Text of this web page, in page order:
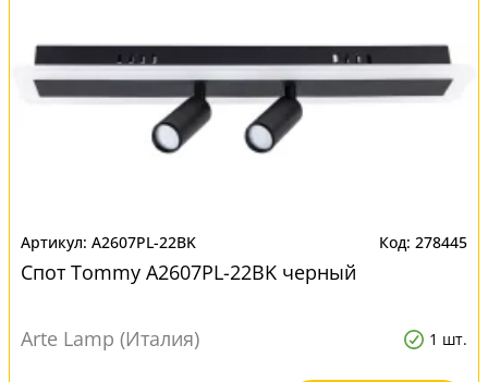
A2607PL-22BK 278445
Спот Tommy A2607PL-22BK черный
Arte Lamp (Италия) 1 шт.